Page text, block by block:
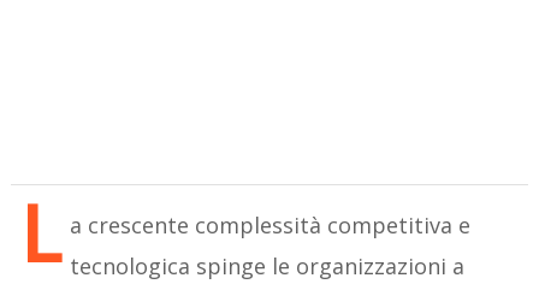
L a crescente complessità competitiva e
tecnologica spinge le organizzazioni a